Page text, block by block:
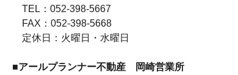
TEL：052-398-5667
FAX：052-398-5668
定休日：火曜日・水曜日
■アールプランナー不動産 岡崎営業所